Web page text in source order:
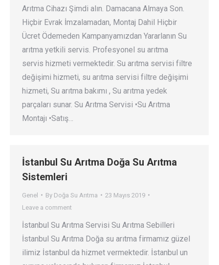
Arıtma Cihazı Şimdi alın. Damacana Almaya Son.
Hiçbir Evrak İmzalamadan, Montaj Dahil Hiçbir
Ücret Ödemeden Kampanyamızdan Yararlanın Su
arıtma yetkili servis. Profesyonel su arıtma
servis hizmeti vermektedir. Su arıtma servisi filtre
değişimi hizmeti, su arıtma servisi filtre değişimi
hizmeti, Su arıtma bakımı , Su arıtma yedek
parçaları sunar. Su Arıtma Servisi •Su Arıtma
Montajı •Satış…
İstanbul Su Arıtma Doğa Su Arıtma
Sistemleri
Genel By Doğa Su Arıtma
23 Mayıs 2019
Leave a comment
İstanbul Su Arıtma Servisi Su Arıtma Sebilleri
İstanbul Su Arıtma Doğa su arıtma firmamız güzel
ilimiz İstanbul da hizmet vermektedir. İstanbul un